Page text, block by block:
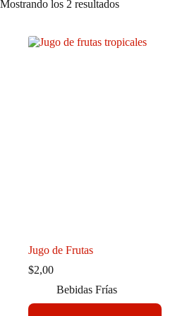
Mostrando los 2 resultados
Jugo de Frutas
$2,00
Bebidas Frías
Este